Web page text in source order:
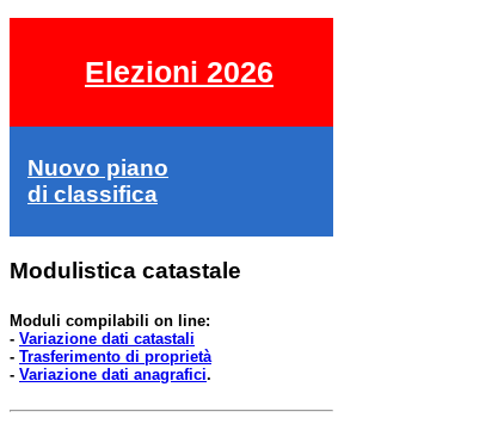
Elezioni 2026
Nuovo piano
di classifica
Modulistica catastale
Moduli compilabili on line:
- Variazione dati catastali
- Trasferimento di proprietà
- Variazione dati anagrafici.